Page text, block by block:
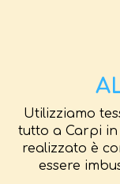
Utilizziamo
tutto a Carpi
realizzato è
essere